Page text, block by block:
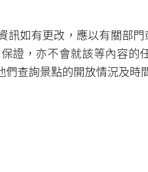
如有更改，應以有關部
證，亦不會就該等內容
查詢景點的開放情況及時